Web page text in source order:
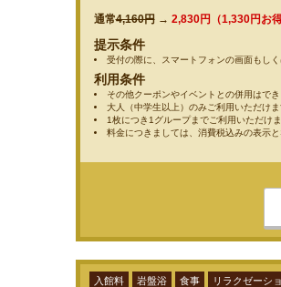
通常4,160円→ 2,830円（1,330円お得
提示条件
受付の際に、スマートフォンの画面もし
利用条件
その他クーポンやイベントとの併用はでき
大人（中学生以上）のみご利用いただけま
1枚につき1グループまでご利用いただけま
料金につきましては、消費税込みの表示と
入館料 岩盤浴 食事 リラクゼーシ